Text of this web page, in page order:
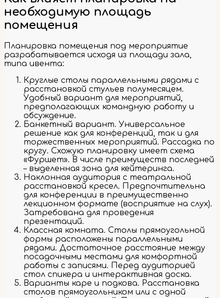
необходимую площадь
помещения
Планировка помещения под мероприятие
разрабатывается исходя из площади зала,
типа ивента:
Круглые столы параллельными рядами с
расстановкой стульев полумесяцем.
Удобный вариант для мероприятий,
предполагающих командную работу и
обсуждение.
Банкетный вариант. Универсальное
решение как для конференций, так и для
торжественных мероприятий. Рассадка по
кругу. Схожую планировку имеет схема
«Фуршет». В числе преимуществ последней
– выделенная зона для кейтеринга.
Наклонная аудитория с театральной
расстановкой кресел. Предпочтительна
для конференции в преимущественно
лекционном формате (восприятие на слух).
Затребована для проведения
презентаций.
Классная комната. Столы прямоугольной
формы расположены параллельными
рядами. Достаточное расстояние между
посадочными местами для комфортной
работы с записями. Перед аудиторией
стол спикера и интерактивная доска.
Варианты каре и подкова. Расстановка
столов прямоугольником или с одной